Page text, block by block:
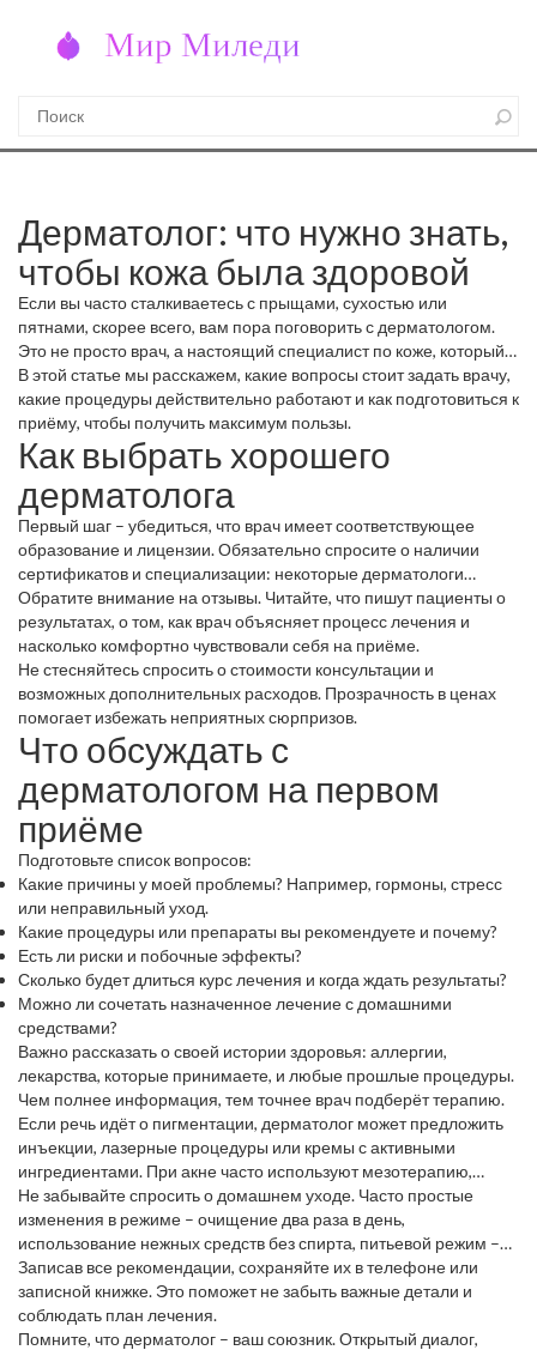
Дерматолог: что нужно знать,
чтобы кожа была здоровой
Если вы часто сталкиваетесь с прыщами, сухостью или
пятнами, скорее всего, вам пора поговорить с дерматологом.
Это не просто врач, а настоящий специалист по коже, который
помогает решить самые разные проблемы – от простого
раздражения до серьёзных заболеваний.
В этой статье мы расскажем, какие вопросы стоит задать врачу,
какие процедуры действительно работают и как подготовиться к
приёму, чтобы получить максимум пользы.
Как выбрать хорошего
дерматолога
Первый шаг – убедиться, что врач имеет соответствующее
образование и лицензии. Обязательно спросите о наличии
сертификатов и специализации: некоторые дерматологи
фокусируются на косметологии, другие – на тяжелых
заболеваниях кожи.
Обратите внимание на отзывы. Читайте, что пишут пациенты о
результатах, о том, как врач объясняет процесс лечения и
насколько комфортно чувствовали себя на приёме.
Не стесняйтесь спросить о стоимости консультации и
возможных дополнительных расходов. Прозрачность в ценах
помогает избежать неприятных сюрпризов.
Что обсуждать с
дерматологом на первом
приёме
Подготовьте список вопросов:
Какие причины у моей проблемы? Например, гормоны, стресс
или неправильный уход.
Какие процедуры или препараты вы рекомендуете и почему?
Есть ли риски и побочные эффекты?
Сколько будет длиться курс лечения и когда ждать результаты?
Можно ли сочетать назначенное лечение с домашними
средствами?
Важно рассказать о своей истории здоровья: аллергии,
лекарства, которые принимаете, и любые прошлые процедуры.
Чем полнее информация, тем точнее врач подберёт терапию.
Если речь идёт о пигментации, дерматолог может предложить
инъекции, лазерные процедуры или кремы с активными
ингредиентами. При акне часто используют мезотерапию,
пилинги или специальные гели. Для сухой кожи подойдут
увлажняющие масла и мягкие эмульсии.
Не забывайте спросить о домашнем уходе. Часто простые
изменения в режиме – очищение два раза в день,
использование нежных средств без спирта, питьевой режим –
дают уже заметный результат.
Записав все рекомендации, сохраняйте их в телефоне или
записной книжке. Это поможет не забыть важные детали и
соблюдать план лечения.
Помните, что дерматолог – ваш союзник. Открытый диалог,